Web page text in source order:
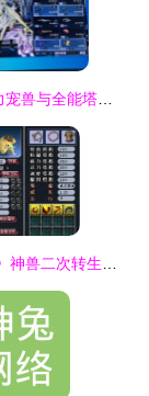
诸神征召 神力宠兽与全能塔防阵容解析\n摘要 星光集四方之力，兔越凌霄之巅
《梦幻西游2》神兽二次转生全揭秘 华丽变身指日可待